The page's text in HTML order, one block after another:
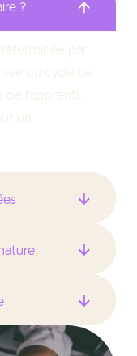
?
par
du cycle de
l’apprenti,
un